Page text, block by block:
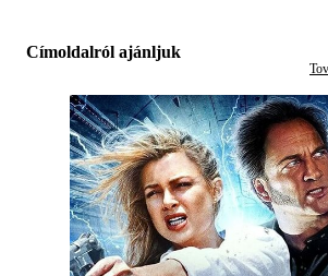
Címoldalról ajánljuk